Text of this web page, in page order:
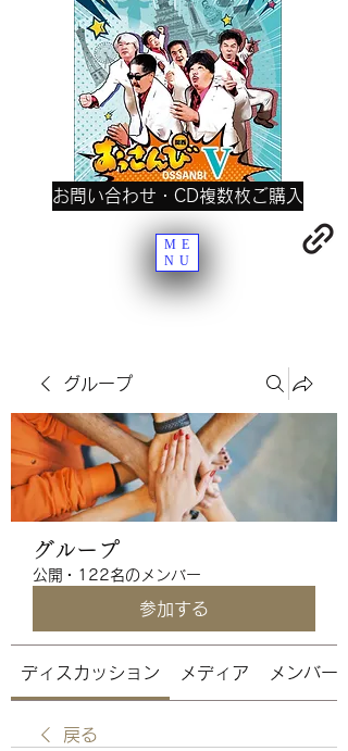
お問い合わせ・CD複数枚ご購入
ME
NU
グループ
グループ
公開 · 122名のメンバー
参加する
ディスカッション メディア メンバー
戻る